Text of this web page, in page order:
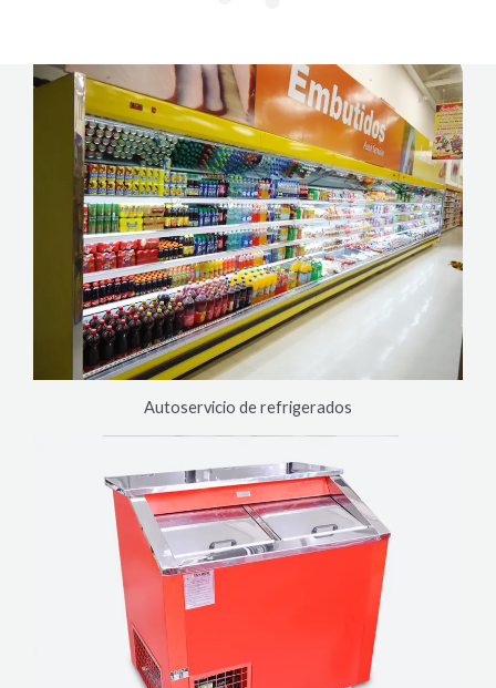
Autoservicio de refrigerados